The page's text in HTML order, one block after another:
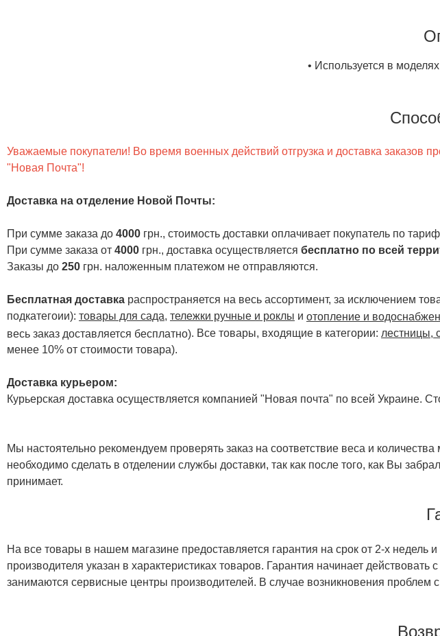
• Используется в
Уважаемые покупатели! Во время военных действий отгрузка и доставка заказов
"Новая Почта"!
Доставка на отделение Новой Почты:
При сумме заказа до 4000 грн., стоимость доставки оплачивает покупатель по
При сумме заказа от 4000 грн., доставка осуществляется бесплатно по всей
Заказы до 250 грн. наложенным платежом не отправляются.
Бесплатная доставка распространяется на весь ассортимент, за исключением
подкатегоии): товары для сада, тележки ручные и роклы и отопление и
весь заказ доставляется бесплатно). Все товары, входящие в категории: лестницы,
менее 10% от стоимости товара).
Доставка курьером:
Курьерская доставка осуществляется компанией "Новая почта" по всей Украине.
Мы настоятельно рекомендуем проверять заказ на соответствие веса и
необходимо сделать в отделении службы доставки, так как после того, как Вы
принимает.
На все товары в нашем магазине предоставляется гарантия на срок от 2-х недель
производителя указан в характеристиках товаров. Гарантия начинает
занимаются сервисные центры производителей. В случае возникновения